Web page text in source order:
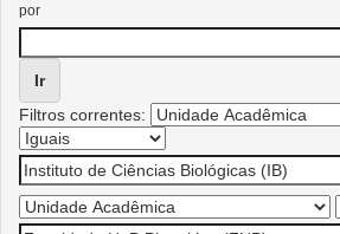
por
Filtros correntes: